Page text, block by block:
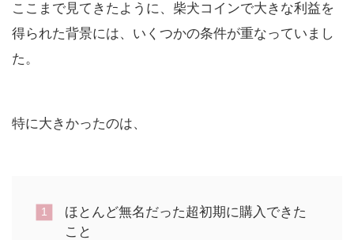
ここまで見てきたように、柴犬コインで大きな利益を
得られた背景には、いくつかの条件が重なっていまし
た。
特に大きかったのは、
ほとんど無名だった超初期に購入できた
こと